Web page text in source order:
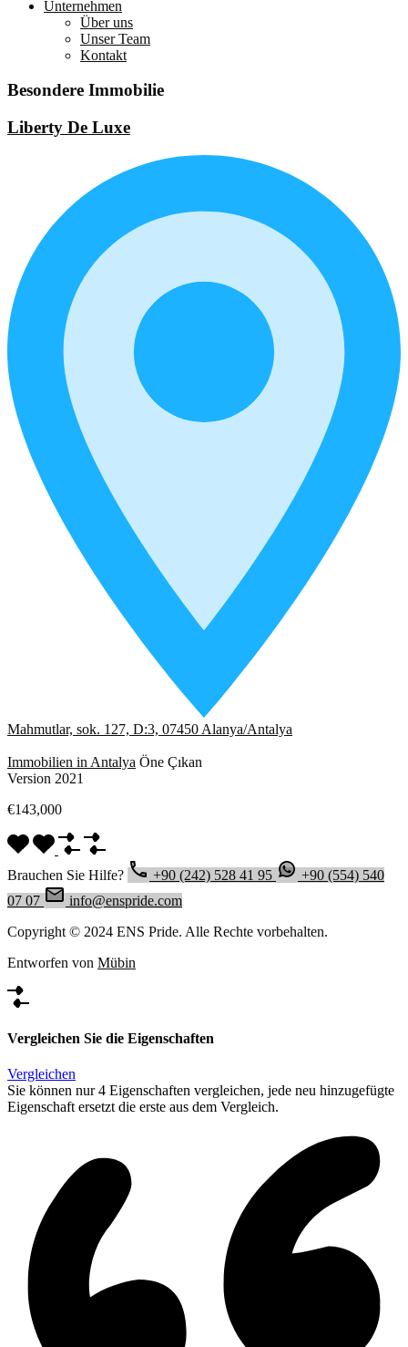
Unternehmen
Über uns
Unser Team
Kontakt
Besondere Immobilie
Liberty De Luxe
Mahmutlar, sok. 127, D:3, 07450 Alanya/Antalya
Immobilien in Antalya Öne Çıkan
Version 2021
€143,000
Brauchen Sie Hilfe? +90 (242) 528 41 95
+90 (554) 540
07 07
info@enspride.com
Copyright © 2024 ENS Pride. Alle Rechte vorbehalten.
Entworfen von Mübin
Vergleichen Sie die Eigenschaften
Vergleichen
Sie können nur 4 Eigenschaften vergleichen, jede neu hinzugefügte
Eigenschaft ersetzt die erste aus dem Vergleich.